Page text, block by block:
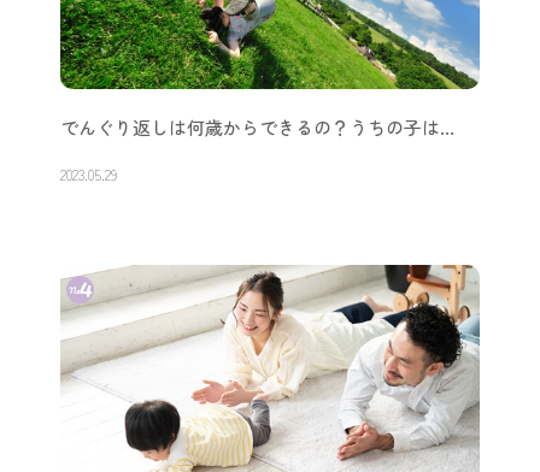
でんぐり返しは何歳からできるの？うちの子は…
2023.05.29